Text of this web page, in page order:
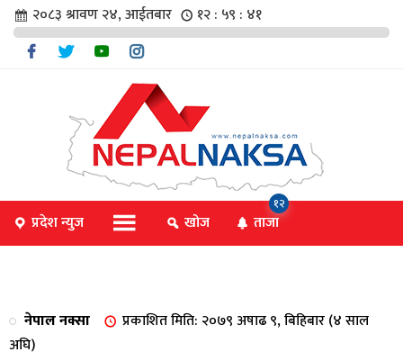
२०८३ श्रावण २४, आईतबार १२ : ५९ : ४१
प्रदेश न्युज खोज ताजा
१२
नेपाल नक्सा
प्रकाशित मिति: २०७९ अषाढ ९, बिहिबार (४ साल
अघि)